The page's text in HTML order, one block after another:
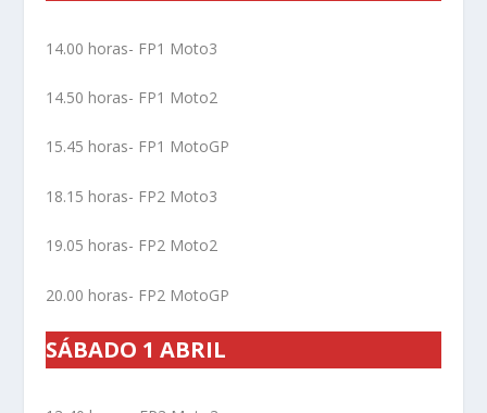
14.00 horas- FP1 Moto3
14.50 horas- FP1 Moto2
15.45 horas- FP1 MotoGP
18.15 horas- FP2 Moto3
19.05 horas- FP2 Moto2
20.00 horas- FP2 MotoGP
SÁBADO 1 ABRIL